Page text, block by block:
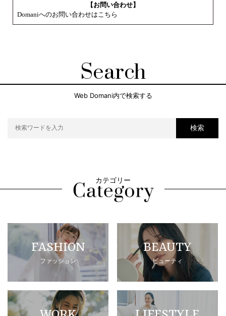
【お問い合わせ】
Domaniへのお問い合わせはこちら
Search
Web Domani内で検索する
検索
カテゴリー
FASHION
ファッション
BEAUTY
ビューティ